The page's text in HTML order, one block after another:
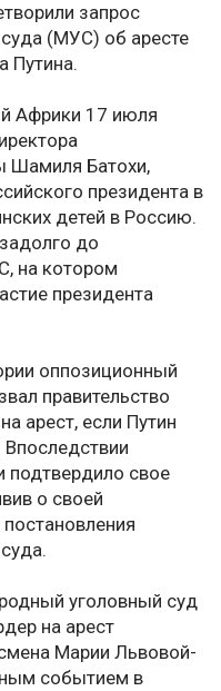
запрос
(МУС) об аресте
Путина.
Африки 17 июля
Шамиля Батохи,
президента в
детей в Россию.
до
на котором
президента
оппозиционный
правительство
арест, если Путин
Впоследствии
подтвердило свое
о своей
уголовный суд
на арест
Марии Львовой-
событием в